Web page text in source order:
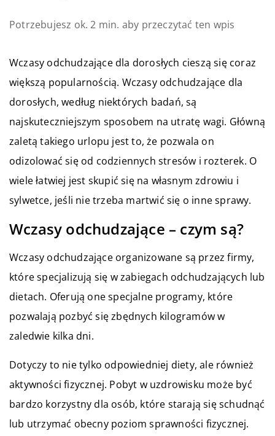
Potrzebujesz ok. 2 min. aby przeczytać ten wpis
Wczasy odchudzające dla dorosłych cieszą się coraz
większą popularnością. Wczasy odchudzające dla
dorosłych, według niektórych badań, są
najskuteczniejszym sposobem na utratę wagi. Główną
zaletą takiego urlopu jest to, że pozwala on
odizolować się od codziennych stresów i rozterek. O
wiele łatwiej jest skupić się na własnym zdrowiu i
sylwetce, jeśli nie trzeba martwić się o inne sprawy.
Wczasy odchudzające – czym są?
Wczasy odchudzające organizowane są przez firmy,
które specjalizują się w zabiegach odchudzających lub
dietach. Oferują one specjalne programy, które
pozwalają pozbyć się zbędnych kilogramów w
zaledwie kilka dni.
Dotyczy to nie tylko odpowiedniej diety, ale również
aktywności fizycznej. Pobyt w uzdrowisku może być
bardzo korzystny dla osób, które starają się schudnąć
lub utrzymać obecny poziom sprawności fizycznej.